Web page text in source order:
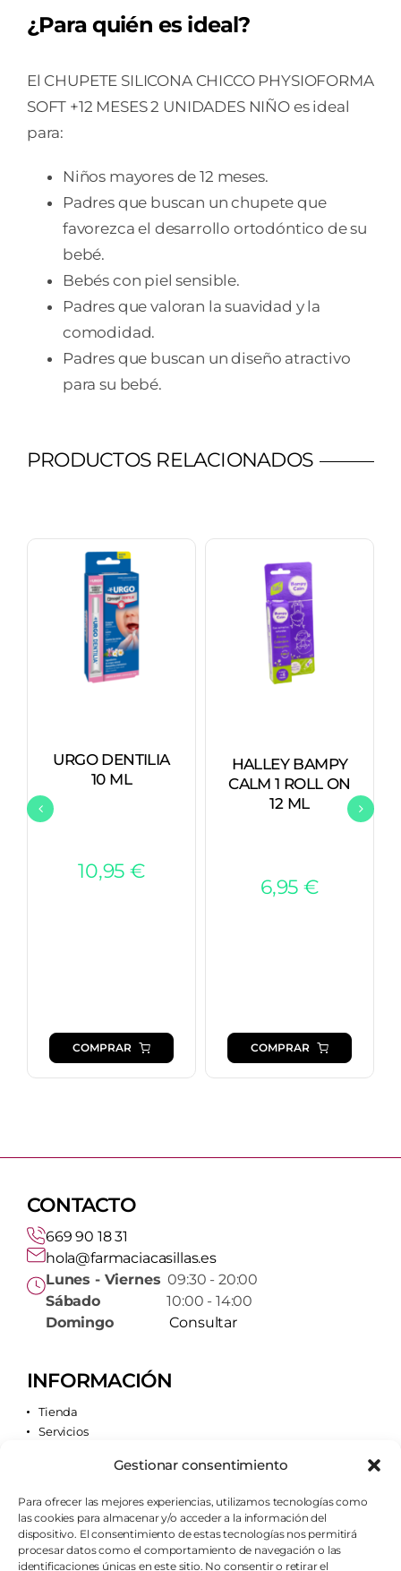
Gestionar consentimiento
Para ofrecer las mejores experiencias, utilizamos tecnologías como
las cookies para almacenar y/o acceder a la información del
dispositivo. El consentimiento de estas tecnologías nos permitirá
procesar datos como el comportamiento de navegación o las
identificaciones únicas en este sitio. No consentir o retirar el
¿Para quién es ideal?
El CHUPETE SILICONA CHICCO PHYSIOFORMA
SOFT +12 MESES 2 UNIDADES NIÑO es ideal
para:
Niños mayores de 12 meses.
Padres que buscan un chupete que
favorezca el desarrollo ortodóntico de su
bebé.
Bebés con piel sensible.
Padres que valoran la suavidad y la
comodidad.
Padres que buscan un diseño atractivo
para su bebé.
PRODUCTOS RELACIONADOS
URGO DENTILIA
10 ML
10,95 €
COMPRAR
HALLEY BAMPY
CALM 1 ROLL ON
12 ML
6,95€
COMPRAR
CONTACTO
669 90 18 31
hola@farmaciacasillas.es
Lunes - Viernes 09:30 - 20:00
Sábado10:00 - 14:00
Domingo
Consultar
INFORMACIÓN
Tienda
Servicios
Quiénes somos
AVISOS LEGALES
Aviso legal